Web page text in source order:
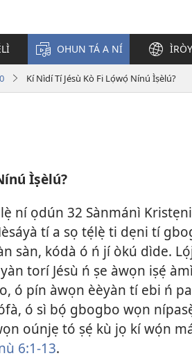
OHUN TÁ A NÍ
Kí Nìdí Tí Jésù Kò Fi Lọ́wọ́ Nínú Ìṣèlú?
Ìṣèlú?
ní ọdún 32 Sànmánì
tí a sọ tẹ́lẹ̀ ti dẹni tí
sàn, kódà ó ń jí òkú dìde.
torí Jésù ń ṣe àwọn iṣẹ́
ó pín àwọn èèyàn tí ebi ń
ó sì bọ́ gbogbo wọn
oúnjẹ tó ṣẹ́ kù jọ kí wọ́n
6:1-13.